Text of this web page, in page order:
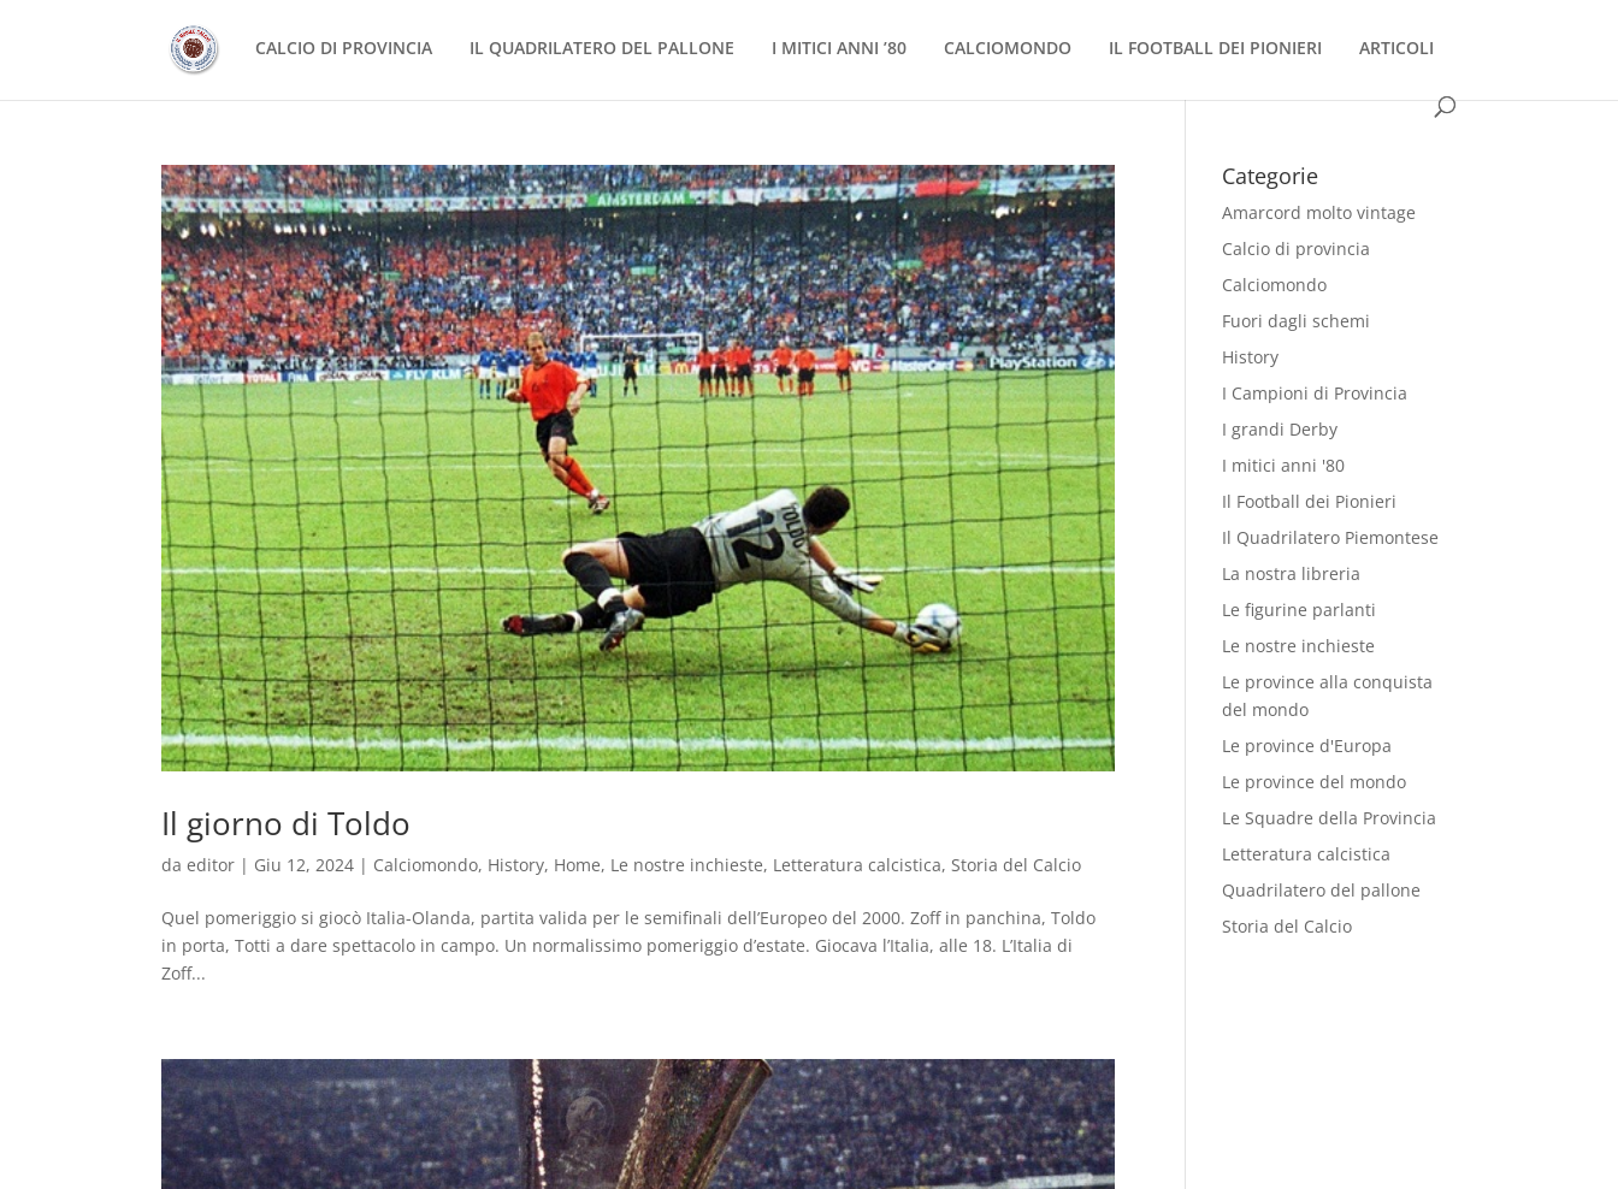
CALCIO DI PROVINCIA IL QUADRILATERO DEL PALLONE I MITICI ANNI ’80 CALCIOMONDO IL FOOTBALL DEI PIONIERI ARTICOLI
Il giorno di Toldo
daeditor | Giu 12, 2024 | Calciomondo, History, Home, Le nostre inchieste, Letteratura calcistica,Storia del Calcio
Quel pomeriggio si giocò Italia-Olanda, partita valida per le semifinali dell’Europeo del 2000. Zoff in panchina, Toldo
in porta, Totti a dare spettacolo in campo. Un normalissimo pomeriggio d’estate. Giocava l’Italia, alle 18. L’Italia di
Zoff...
Categorie
Amarcord molto vintage
Calcio di provincia
Calciomondo
Fuori dagli schemi
History
I Campioni di Provincia
I grandi Derby
I mitici anni '80
Il Football dei Pionieri
Il Quadrilatero Piemontese
La nostra libreria
Le figurine parlanti
Le nostre inchieste
Le province alla conquista
del mondo
Le province d'Europa
Le province del mondo
Le Squadre della Provincia
Letteratura calcistica
Quadrilatero del pallone
Storia del Calcio